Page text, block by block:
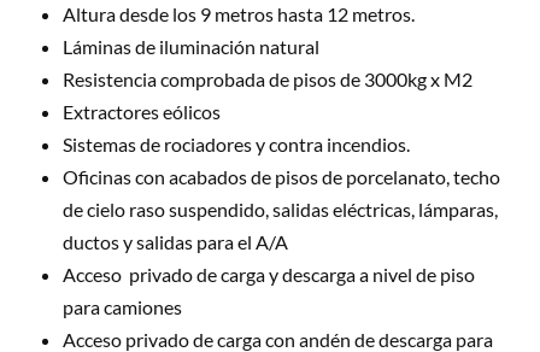
Altura desde los 9 metros hasta 12 metros.
Láminas de iluminación natural
Resistencia comprobada de pisos de 3000kg x M2
Extractores eólicos
Sistemas de rociadores y contra incendios.
Oficinas con acabados de pisos de porcelanato, techo
de cielo raso suspendido, salidas eléctricas, lámparas,
ductos y salidas para el A/A
Acceso  privado de carga y descarga a nivel de piso
para camiones
Acceso privado de carga con andén de descarga para